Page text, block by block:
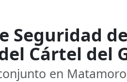
Seguridad
Cártel del
en